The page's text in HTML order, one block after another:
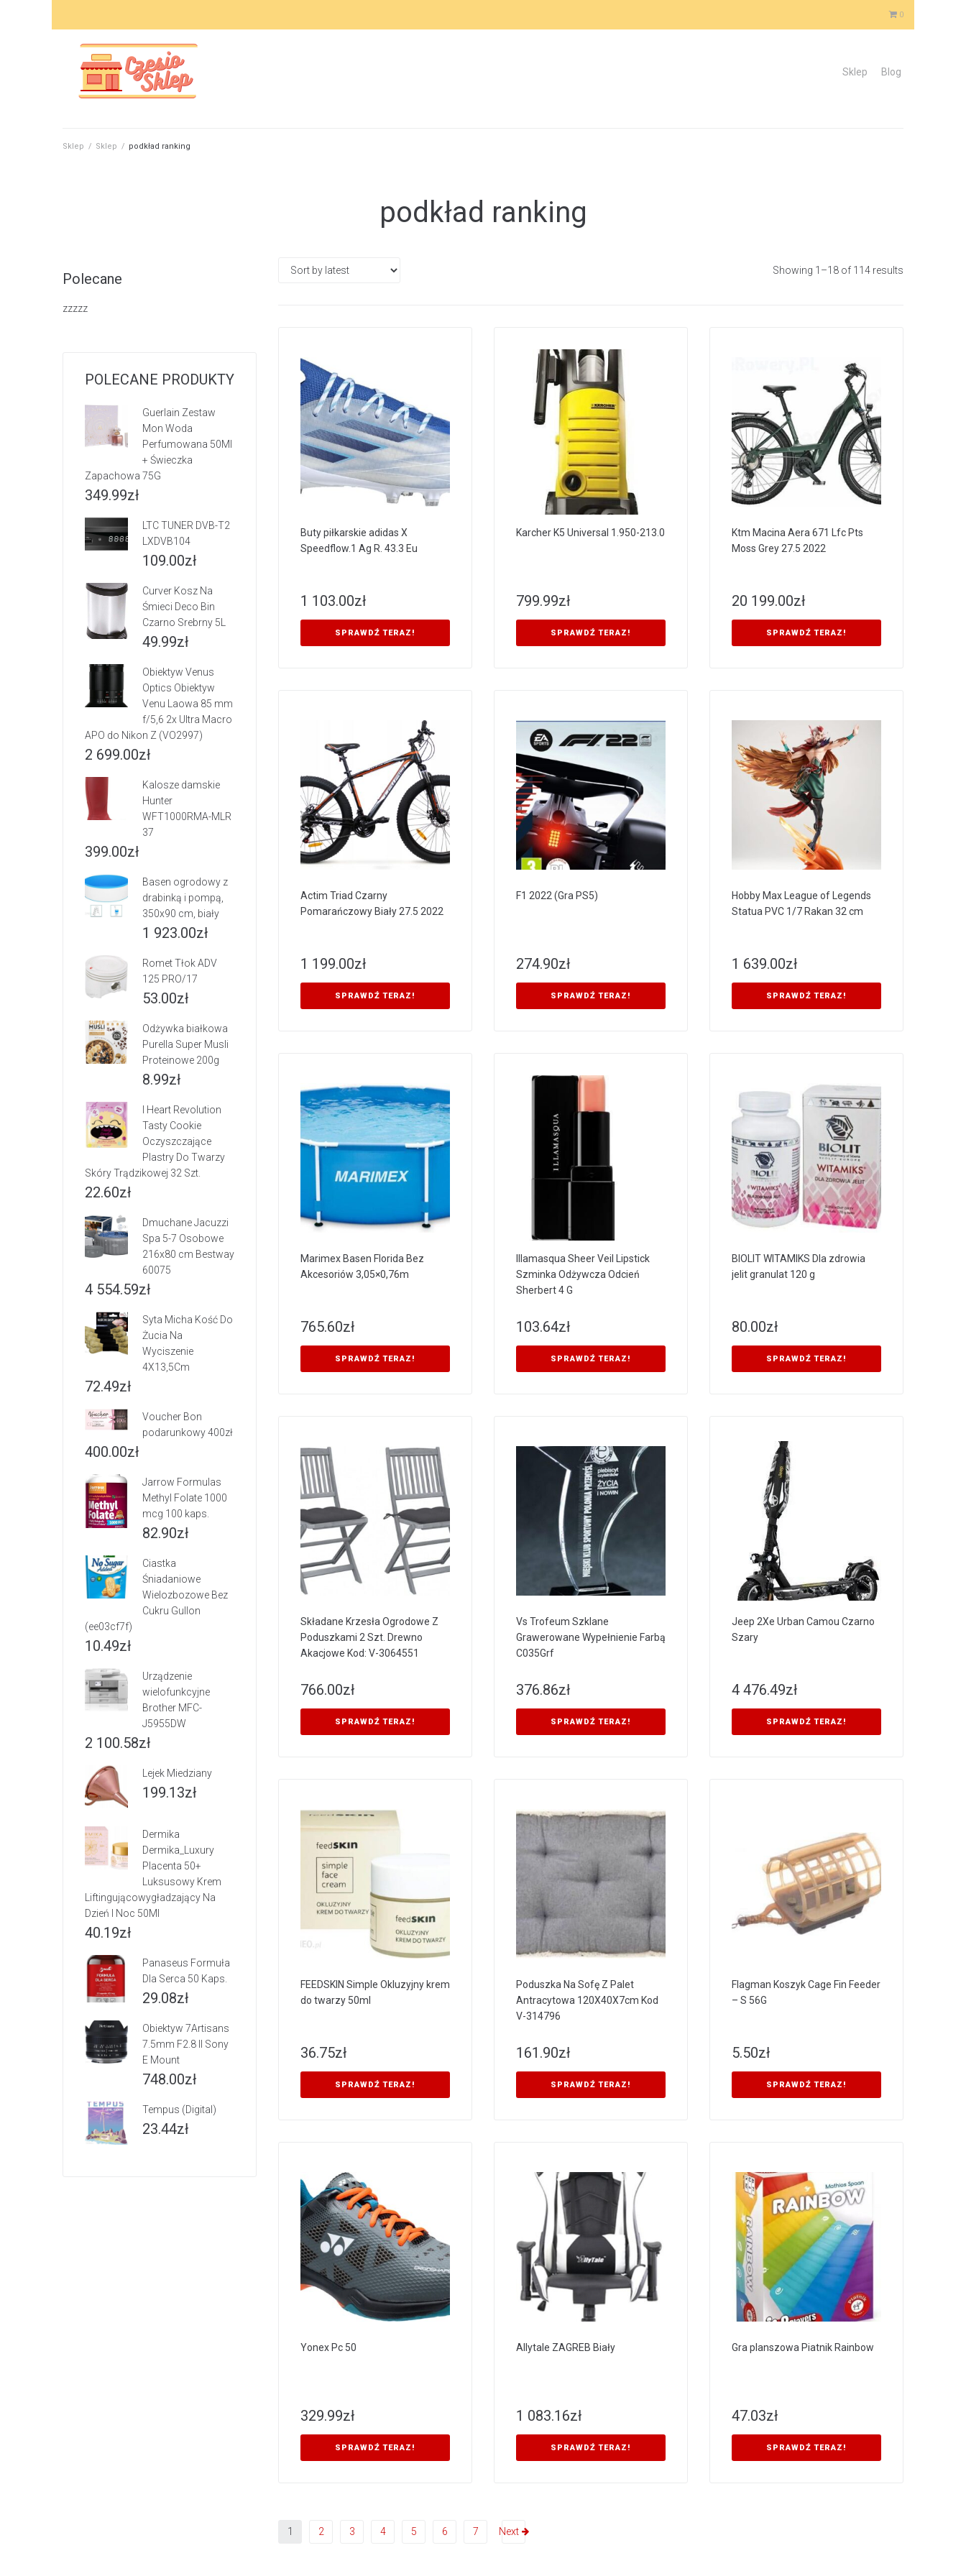
0
Sklep Blog
Sklep / Sklep / podkład ranking
podkład ranking
Showing 1–18 of 114 results
Buty piłkarskie adidas X
Speedflow.1 Ag R. 43.3 Eu
1 103.00zł
SPRAWDŹ TERAZ!
Karcher K5 Universal 1.950-213.0
799.99zł
SPRAWDŹ TERAZ!
Ktm Macina Aera 671 Lfc Pts
Moss Grey 27.5 2022
20 199.00zł
SPRAWDŹ TERAZ!
Actim Triad Czarny
Pomarańczowy Biały 27.5 2022
1 199.00zł
SPRAWDŹ TERAZ!
F1 2022 (Gra PS5)
274.90zł
SPRAWDŹ TERAZ!
Hobby Max League of Legends
Statua PVC 1/7 Rakan 32 cm
1 639.00zł
SPRAWDŹ TERAZ!
Marimex Basen Florida Bez
Akcesoriów 3,05×0,76m
765.60zł
SPRAWDŹ TERAZ!
Illamasqua Sheer Veil Lipstick
Szminka Odżywcza Odcień
Sherbert 4 G
103.64zł
SPRAWDŹ TERAZ!
BIOLIT WITAMIKS Dla zdrowia
jelit granulat 120 g
80.00zł
SPRAWDŹ TERAZ!
Składane Krzesła Ogrodowe Z
Poduszkami 2 Szt. Drewno
Akacjowe Kod: V-3064551
766.00zł
SPRAWDŹ TERAZ!
Vs Trofeum Szklane
Grawerowane Wypełnienie Farbą
C035Grf
376.86zł
SPRAWDŹ TERAZ!
Jeep 2Xe Urban Camou Czarno
Szary
4 476.49zł
SPRAWDŹ TERAZ!
FEEDSKIN Simple Okluzyjny krem
do twarzy 50ml
36.75zł
SPRAWDŹ TERAZ!
Poduszka Na Sofę Z Palet
Antracytowa 120X40X7cm Kod
V-314796
161.90zł
SPRAWDŹ TERAZ!
Flagman Koszyk Cage Fin Feeder
– S 56G
5.50zł
SPRAWDŹ TERAZ!
Yonex Pc 50
329.99zł
SPRAWDŹ TERAZ!
Allytale ZAGREB Biały
1 083.16zł
SPRAWDŹ TERAZ!
Gra planszowa Piatnik Rainbow
47.03zł
SPRAWDŹ TERAZ!
1 2 3 4 5 6 7 Next
Polecane
zzzzz
POLECANE PRODUKTY
Guerlain Zestaw
Mon Woda
Perfumowana 50Ml
+ Świeczka
Zapachowa 75G
349.99zł
LTC TUNER DVB-T2
LXDVB104
109.00zł
Curver Kosz Na
Śmieci Deco Bin
Czarno Srebrny 5L
49.99zł
Obiektyw Venus
Optics Obiektyw
Venu Laowa 85 mm
f/5,6 2x Ultra Macro
APO do Nikon Z (VO2997)
2 699.00zł
Kalosze damskie
Hunter
WFT1000RMA-MLR
37
399.00zł
Basen ogrodowy z
drabinką i pompą,
350x90 cm, biały
1 923.00zł
Romet Tłok ADV
125 PRO/17
53.00zł
Odżywka białkowa
Purella Super Musli
Proteinowe 200g
8.99zł
I Heart Revolution
Tasty Cookie
Oczyszczające
Plastry Do Twarzy
Skóry Trądzikowej 32 Szt.
22.60zł
Dmuchane Jacuzzi
Spa 5-7 Osobowe
216x80 cm Bestway
60075
4 554.59zł
Syta Micha Kość Do
Żucia Na
Wyciszenie
4X13,5Cm
72.49zł
Voucher Bon
podarunkowy 400zł
400.00zł
Jarrow Formulas
Methyl Folate 1000
mcg 100 kaps.
82.90zł
Ciastka
Śniadaniowe
Wielozbozowe Bez
Cukru Gullon
(ee03cf7f)
10.49zł
Urządzenie
wielofunkcyjne
Brother MFC-
J5955DW
2 100.58zł
Lejek Miedziany
199.13zł
Dermika
Dermika_Luxury
Placenta 50+
Luksusowy Krem
Liftingującowygładzający Na
Dzień I Noc 50Ml
40.19zł
Panaseus Formuła
Dla Serca 50 Kaps.
29.08zł
Obiektyw 7Artisans
7.5mm F2.8 II Sony
E Mount
748.00zł
Tempus (Digital)
23.44zł